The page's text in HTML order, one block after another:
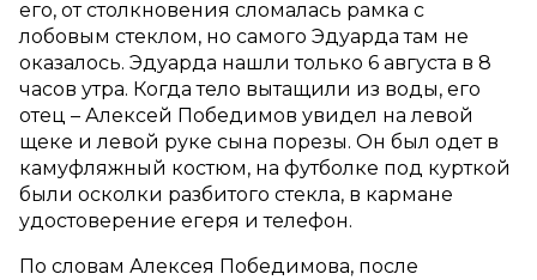
его, от столкновения сломалась рамка с
лобовым стеклом, но самого Эдуарда там не
оказалось. Эдуарда нашли только 6 августа в 8
часов утра. Когда тело вытащили из воды, его
отец – Алексей Победимов увидел на левой
щеке и левой руке сына порезы. Он был одет в
камуфляжный костюм, на футболке под курткой
были осколки разбитого стекла, в кармане
удостоверение егеря и телефон.
По словам Алексея Победимова, после